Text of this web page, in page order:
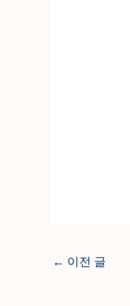
← 이전 글